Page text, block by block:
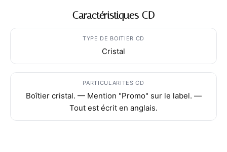
Caractéristiques CD
TYPE DE BOITIER CD
Cristal
PARTICULARITES CD
Boîtier cristal. — Mention "Promo" sur le label. —
Tout est écrit en anglais.